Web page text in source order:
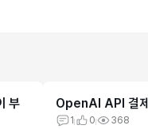
부 OpenAI API 결제
1 0 368